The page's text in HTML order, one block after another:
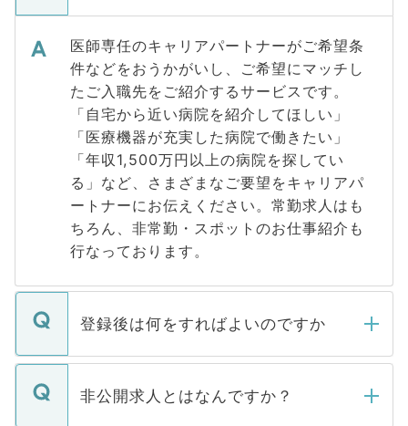
医師専任のキャリアパートナーがご希望条
件などをおうかがいし、ご希望にマッチし
たご入職先をご紹介するサービスです。
「自宅から近い病院を紹介してほしい」
「医療機器が充実した病院で働きたい」
「年収1,500万円以上の病院を探してい
る」など、さまざまなご要望をキャリアパ
ートナーにお伝えください。常勤求人はも
ちろん、非常勤・スポットのお仕事紹介も
行なっております。
登録後は何をすればよいのですか
ご登録いただきましたら、弊社担当者がご
登録内容を確認し、その後メールもしくは
非公開求人とはなんですか？